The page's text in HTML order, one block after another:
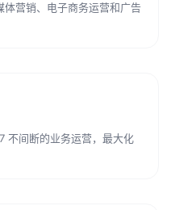
营销、电子商务运营和广告
不间断的业务运营，最大化